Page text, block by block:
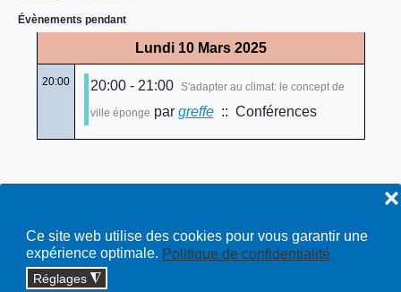
Ce site web utilise des cookies pour vous garantir une
expérience optimale. Politique de confidentialité
Réglages ◮
❌
Évènements pendant
Lundi 10 Mars 2025
20:00 20:00 - 21:00 S'adapter au climat: le concept de
ville éponge par greffe:: Conférences